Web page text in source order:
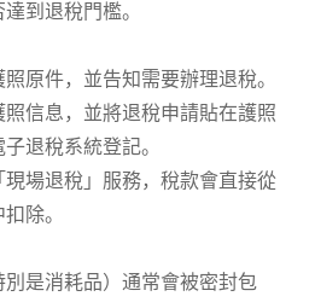
到退稅門檻。
原件，並告知需要辦理退稅。
照信息，並將退稅申請貼在護照
退稅系統登記。
現場退稅」服務，稅款會直接從
除。
別是消耗品）通常會被密封包